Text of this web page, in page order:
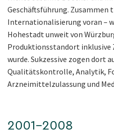
Geschäftsführung. Zusammen
Internationalisierung voran –
Hohestadt unweit von
Produktionsstandort
wurde. Sukzessive zogen dort
Qualitätskontrolle, Analytik,
Arzneimittelzulassung und
2001–2008